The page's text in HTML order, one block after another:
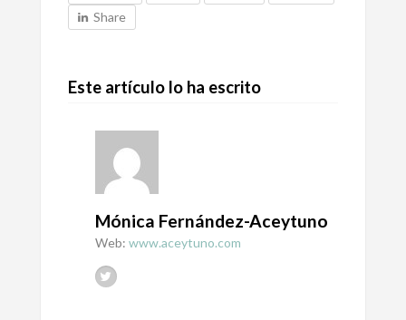
Share
Este artículo lo ha escrito
Mónica Fernández-Aceytuno
Web: www.aceytuno.com